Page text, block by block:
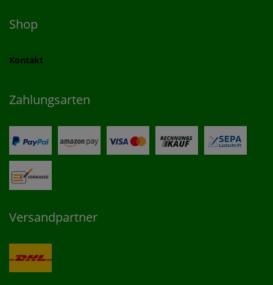
Shop
Kontakt
Zahlungsarten
Versandpartner